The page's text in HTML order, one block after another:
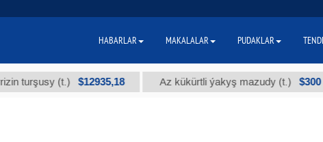
(t.) $12935,18 Az kükürtli ýakyş mazudy (t.) $300
HABARLAR MAKALALAR PUDAKLAR